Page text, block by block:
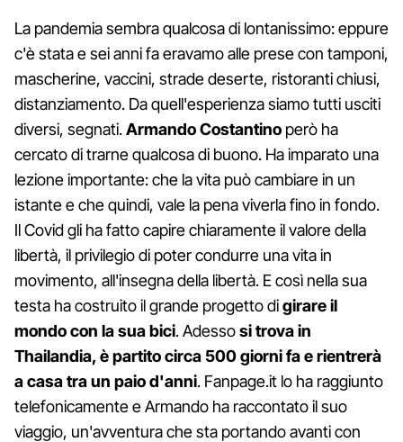
La pandemia sembra qualcosa di lontanissimo: eppure
c'è stata e sei anni fa eravamo alle prese con tamponi,
mascherine, vaccini, strade deserte, ristoranti chiusi,
distanziamento. Da quell'esperienza siamo tutti usciti
diversi, segnati.Armando Costantino però ha
cercato di trarne qualcosa di buono. Ha imparato una
lezione importante: che la vita può cambiare in un
istante e che quindi, vale la pena viverla fino in fondo.
Il Covid gli ha fatto capire chiaramente il valore della
libertà, il privilegio di poter condurre una vita in
movimento, all'insegna della libertà. E così nella sua
testa ha costruito il grande progetto digirare il
mondo con la sua bici. Adessosi trova in
Thailandia, è partito circa 500 giorni fa e rientrerà
a casa tra un paio d'anni. Fanpage.it lo ha raggiunto
telefonicamente e Armando ha raccontato il suo
viaggio, un'avventura che sta portando avanti con